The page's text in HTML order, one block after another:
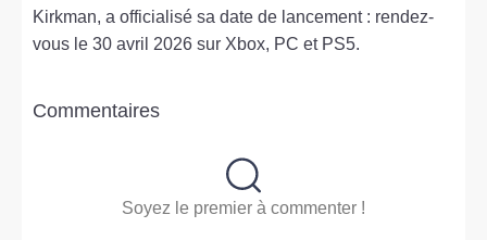
Kirkman, a officialisé sa date de lancement : rendez-
vous le 30 avril 2026 sur Xbox, PC et PS5.
Commentaires
Soyez le premier à commenter !